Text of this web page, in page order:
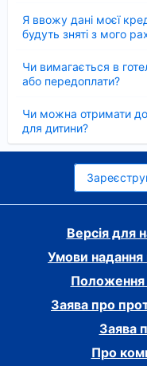
Я ввожу дані моєї
будуть зняті з мого
Чи вимагається в
або передоплати?
Чи можна отримати
для дитини?
Версія для
Умови надання
Положення
Заява про
Заява
Про